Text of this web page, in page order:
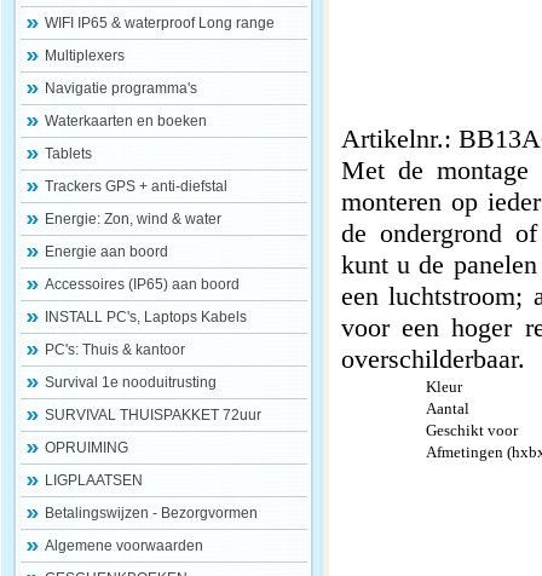
WIFI IP65 & waterproof Long range
Multiplexers
Navigatie programma's
Waterkaarten en boeken
Tablets
Trackers GPS + anti-diefstal
Energie: Zon, wind & water
Energie aan boord
Accessoires (IP65) aan boord
INSTALL PC's, Laptops Kabels
PC's: Thuis & kantoor
Survival 1e nooduitrusting
SURVIVAL THUISPAKKET 72uur
OPRUIMING
LIGPLAATSEN
Betalingswijzen - Bezorgvormen
Algemene voorwaarden
Artikelnr.:
Met de montage
monteren op
de ondergrond
kunt u de
een luchtstroom;
voor een hoger
overschilderbaar.
Kleur
Aantal
Geschikt voor
Afmetingen